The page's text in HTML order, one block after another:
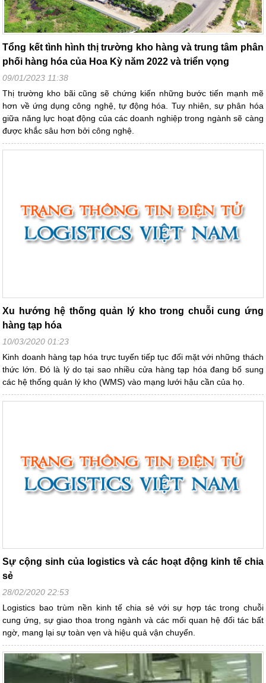
Tổng kết tình hình thị trường kho hàng và trung tâm phân
phối hàng hóa của Hoa Kỳ năm 2022 và triển vọng
09/01/2023 11:38
Thị trường kho bãi cũng sẽ chứng kiến những bước tiến mạnh mẽ
hơn về ứng dụng công nghệ, tự động hóa. Tuy nhiên, sự phân hóa
giữa năng lực hoạt động của các doanh nghiệp trong ngành sẽ càng
được khắc sâu hơn bởi công nghệ.
Xu hướng hệ thống quản lý kho trong chuỗi cung ứng
hàng tạp hóa
10/03/2020 01:23
Kinh doanh hàng tạp hóa trực tuyến tiếp tục đối mặt với những thách
thức lớn. Đó là lý do tại sao nhiều cửa hàng tạp hóa đang bổ sung
các hệ thống quản lý kho (WMS) vào mạng lưới hậu cần của họ.
Sự cộng sinh của logistics và các hoạt động kinh tế chia
sẻ
28/02/2020 22:53
Logistics bao trùm nền kinh tế chia sẻ với sự hợp tác trong chuỗi
cung ứng, sự giao thoa trong ngành và các mối quan hệ đối tác bất
ngờ, mang lại sự toàn vẹn và hiệu quả vận chuyển.